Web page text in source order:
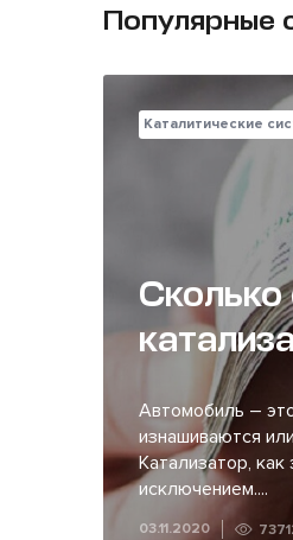
Популярные
Каталитические
Сколько
Автомобиль –
изнашиваются
Катализатор,
исключением....
03.11.2020